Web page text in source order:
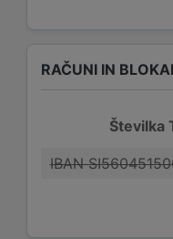
RAČUNI IN
Številka
IBAN